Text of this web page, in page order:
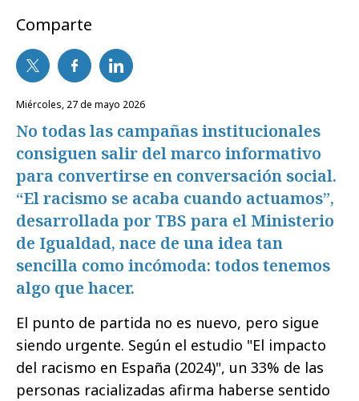
Comparte
miércoles, 27 de mayo 2026
No todas las campañas institucionales
consiguen salir del marco informativo
para convertirse en conversación social.
“El racismo se acaba cuando actuamos”,
desarrollada por TBS para el Ministerio
de Igualdad, nace de una idea tan
sencilla como incómoda: todos tenemos
algo que hacer.
El punto de partida no es nuevo, pero sigue
siendo urgente. Según el estudio "El impacto
del racismo en España (2024)", un 33% de las
personas racializadas afirma haberse sentido